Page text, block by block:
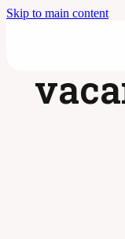
Skip to main content